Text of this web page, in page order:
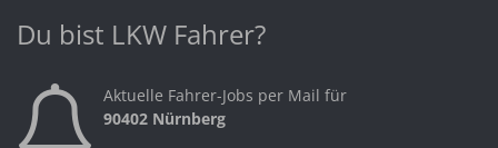
Du bist LKW Fahrer?
Aktuelle Fahrer-Jobs per Mail für
90402 Nürnberg